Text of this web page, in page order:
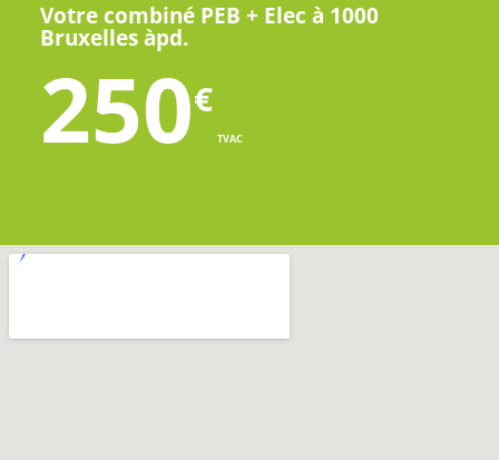
Votre combiné PEB + Elec à 1000
Bruxelles àpd.
250€
TVAC